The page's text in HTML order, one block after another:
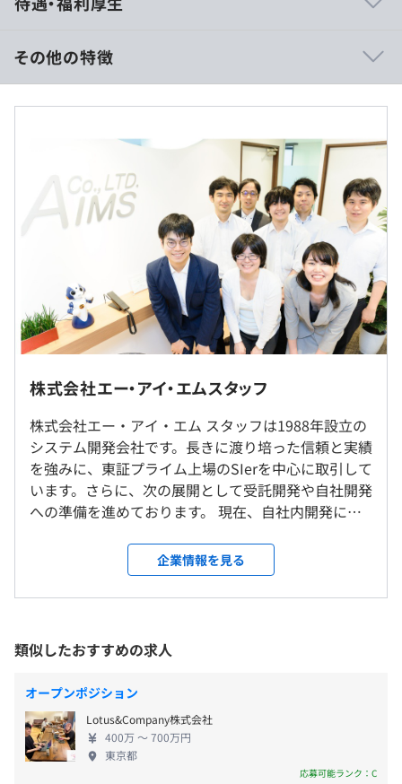
自由にコミュニケーションをとり、意見や提案もしやすい
このような社風を率先してつくっているのは社長。元エン
ジニアだからこそ、エンジニア想いの人です。
社員と飲みに行って、現場では言いにくい本音を聞くな
ど、エンジニアの「気持ち」の部分をとても大切にしてい
◆業務アプリケーション開発
・航空会社の予約受付システム
・物流会社向け業務用システム
・大手都市銀行 決済系システム
・AI活用医療支援システム
・大手家電メーカーコンセプト端末
・IoTスマートホームの運用システム
・公共系税金システム
・運輸系情報システム
会社負担で【会員制社員教育サービス “Schoo”】を利用
し個人のビジネススキルアップと技術スキルアップを支援
ます。
オブジェクト指向、アジャイル、コーディング規約あり
※首都圏内のプロジェクト先での勤務となります。
希望勤務地を最大限考慮します。
就業場所の変更範囲
＜雇入時＞
本社、東京都内（参画プロジェクト指定場所、自宅含む）
＜変更範囲＞
会社の定める場所（テレワークを行う場所を含む）
受動喫煙防止措置に関する事項
＜東京本社＞
・東京メトロ半蔵門線 半蔵門駅（1番出口）徒歩 約2
分
・東京メトロ有楽町線 麹町駅（1番出口）徒歩 約6
（※想定年収は年収提示額を保証するものではありません）
9:00～18:00 ※プロジェクトにより開始時間が異なる場
合があります
休憩時間：12:00～13:00 ※プロジェクトにより異なる場
平均残業時間：平均19時間／月
・夏期休暇
・有給休暇
・慶弔休暇
・産育休暇（実績有）
・介護休暇（実績有）
・役職手当
15日以上の場合3,000円）
・残業手当（前払い残業制 超過分別途支給）
その他の特徴
株式会社エー・アイ・エムスタッフ
株式会社エー・アイ・エム スタッフは1988年設立の
システム開発会社です。長きに渡り培った信頼と実績
を強みに、東証プライム上場のSIerを中心に取引して
います。さらに、次の展開として受託開発や自社開発
への準備を進めております。 現在、自社内開発に向
ームを立ち上げました。主にAIロボットのアプリケ
ーション開発を行なっており、最先端技術への事業
展開へと舵を切っております。開発のテーマは「お客
れているものを形にしていくことが会社の信頼にな
り、そして、それが社員1人ひとりのやりがいに繋が
っていくと信じています。 私たちは、チーム体制を
強化するために中核となるPL経験者や受託開発経験
をWeb開発エンジニアとして歓迎しています。さら
に、機械学習やセンサー技術を使った開発経験者も
AI・IoTエンジニアとして積極的に採用し、社員全体
企業情報を見る
類似したおすすめの求人
オープンポジション
Lotus&Company株式会社
400万 〜 700万円
東京都
応募可能ランク：C